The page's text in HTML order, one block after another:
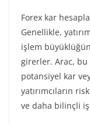
Forex kar
Genellikle,
işlem
girerler. Arac,
potansiyel kar
yatırımcıların
ve daha bilinçli